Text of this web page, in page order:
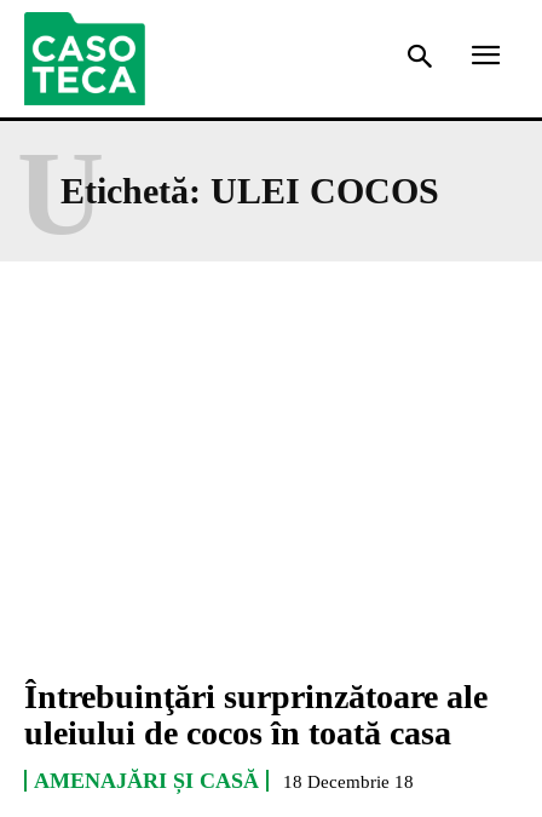
Etichetă: ULEI COCOS
U
Întrebuinţări surprinzătoare ale
uleiului de cocos în toată casa
AMENAJĂRI ȘI CASĂ 18 Decembrie 18